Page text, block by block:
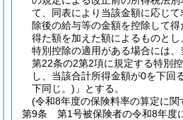
て、同表により当該金額に応じ
除後の給与等の金額を控除して
得た額を加えた額によるものと
特別控除の適用がある場合には
第22条の2第2項に規定する特別
し、当該合計所得金額が0を下回
下同じ。) 」とする。
(令和8年度の保険料率の算定に関
第9条
第1号被保険者の令和8年度